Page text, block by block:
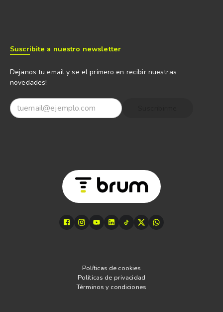
Suscribite a nuestro newsletter
Dejanos tu email y se el primero en recibir nuestras
novedades!
Políticas de cookies
Políticas de privacidad
Términos y condiciones